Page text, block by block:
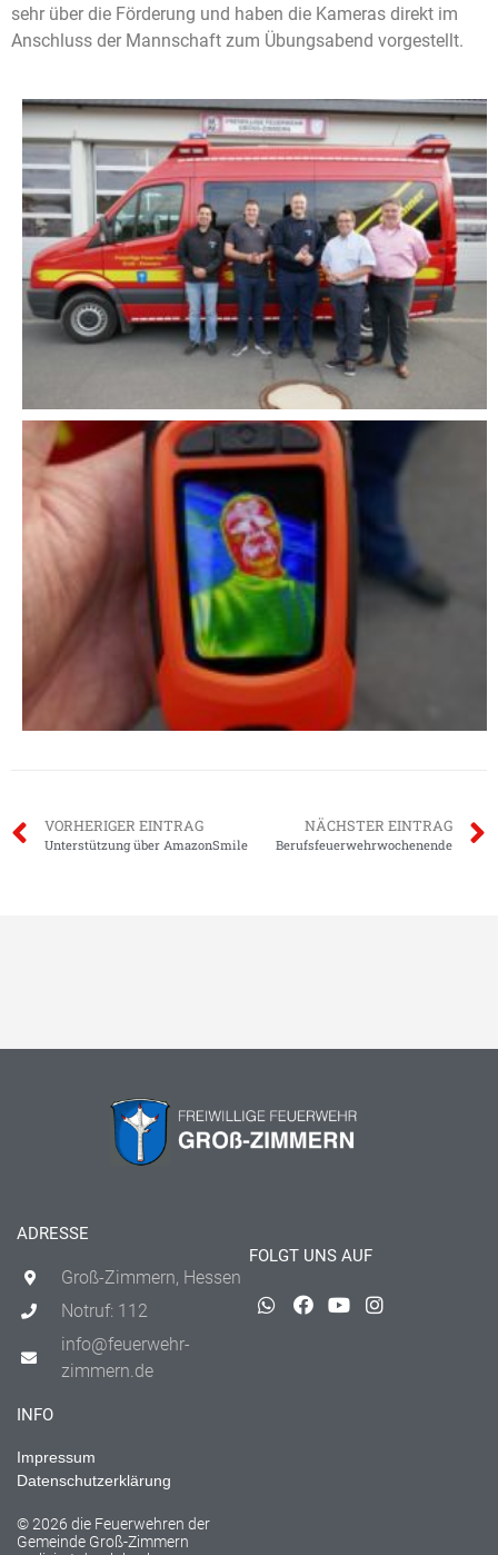
sehr über die Förderung und haben die Kameras direkt im
Anschluss der Mannschaft zum Übungsabend vorgestellt.
VORHERIGER EINTRAG
Unterstützung über AmazonSmile
NÄCHSTER EINTRAG
Berufsfeuerwehrwochenende
ADRESSE
Groß-Zimmern, Hessen
Notruf: 112
info@feuerwehr-
zimmern.de
FOLGT UNS AUF
INFO
Impressum
Datenschutzerklärung
© 2026 die Feuerwehren der
Gemeinde Groß-Zimmern